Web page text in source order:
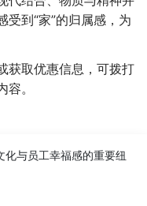
到“家”的归属感，为
获取优惠信息，可拨打
。
与员工幸福感的重要纽